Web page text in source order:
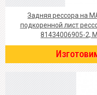
Задняя рессора на
подкоренной лист
81434006905-2,